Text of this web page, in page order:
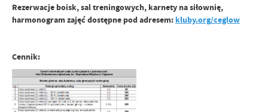
Rezerwacje boisk, sal treningowych, karnety na siłownię,
harmonogram zajęć dostępne pod adresem: kluby.org/ceglow
Cennik: